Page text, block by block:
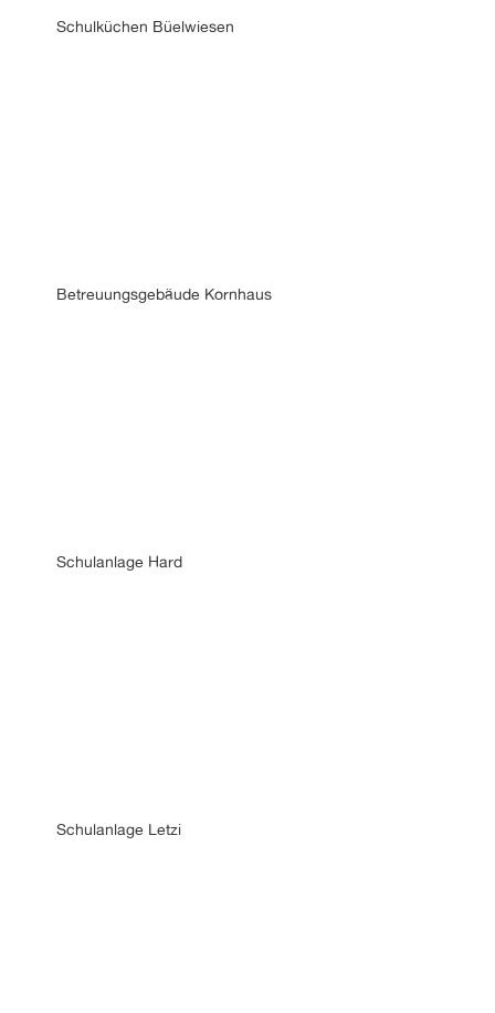
Schulanlage Hard
Betreuungsgebäude Kornhaus
Schulanlage Letzi
Schulküchen Büelwiesen